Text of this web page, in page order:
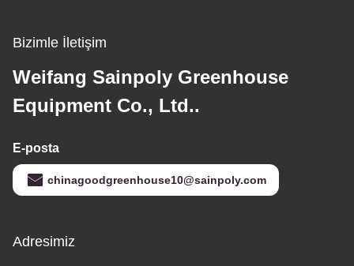
Bizimle İletişim
Weifang Sainpoly Greenhouse
Equipment Co., Ltd..
E-posta
chinagoodgreenhouse10@sainpoly.com
Adresimiz